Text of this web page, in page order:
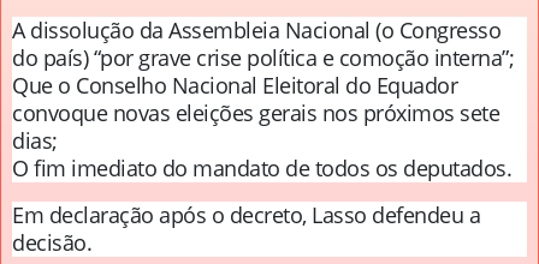
A dissolução da Assembleia Nacional (o Congresso
do país) “por grave crise política e comoção interna”;
Que o Conselho Nacional Eleitoral do Equador
convoque novas eleições gerais nos próximos sete
dias;
O fim imediato do mandato de todos os deputados.
Em declaração após o decreto, Lasso defendeu a
decisão.